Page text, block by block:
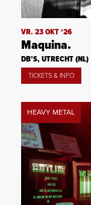
VR. 23 OKT ‘26
Maquina.
DB’S, UTRECHT (NL)
TICKETS & INFO
HEAVY METAL